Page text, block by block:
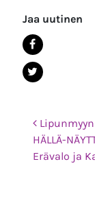
Jaa uutinen
Post
HÄLLÄ-
Erävalo ja